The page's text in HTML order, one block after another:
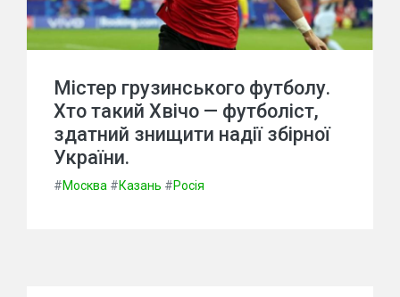
Містер грузинського футболу.
Хто такий Хвічо — футболіст,
здатний знищити надії збірної
України.
#Москва #Казань #Росія